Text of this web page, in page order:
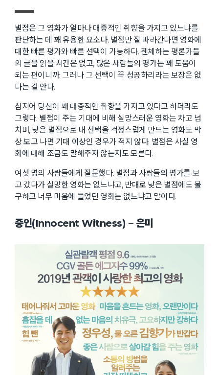
별점은 그 영화가 얼마나 대중적인 취향을 가지고 있느냐를
판단하는 데 꽤 유용한 요소다. 별점만 잘 따라간다면 영화에
대한 빠른 평가와 빠른 선택이 가능하다. 젠체하는 평론가들
의 글을 읽을 시간은 없고, 많은 사람들의 평가는 꽤 도움이
되는 편이니까. 그러나 그 선택이 꼭 성공하리라는 보장은 없
다는 걸 안다.
심지어 당신이 꽤 대중적인 취향을 가지고 있다고 하더라도
그렇다. 별점이 주는 기대에 비해 실망스러운 영화는 차고 넘
치며, 낮은 별점으로 내 선택을 걱정스럽게 만드는 영화도 막
상 보고 나면 기대 이상인 경우가 적지 않다. 별점은 사실 영
화에 대해 조금도 말해주지 않는지도 모른다.
여섯 명의 사람들에게 질문했다. 별점과 사람들의 평가를 보
고 갔다가 실망한 영화는 없느냐고, 반대로 낮은 별점에도 불
구하고 너무 마음에 들었던 영화는 없느냐고 말이다.
증인(Innocent Witness) – 은미